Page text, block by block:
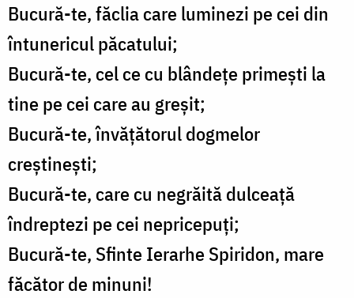
Bucură-te, făclia care luminezi pe cei din
întunericul păcatului;
Bucură-te, cel ce cu blândețe primești la
tine pe cei care au greșit;
Bucură-te, învățătorul dogmelor
creștinești;
Bucură-te, care cu negrăită dulceață
îndreptezi pe cei nepricepuți;
Bucură-te, Sfinte Ierarhe Spiridon, mare
făcător de minuni!